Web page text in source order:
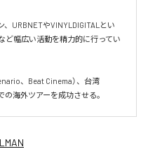
URBNETやVINYLDIGITALとい
ど幅広い活動を精力的に行ってい
、Beat Cinema）、台湾
の海外ツアーを成功させる。